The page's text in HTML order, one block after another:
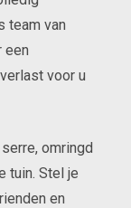
team van
een
voor u
omringd
tuin. Stel je
en